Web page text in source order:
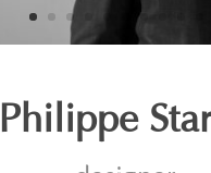
Philippe